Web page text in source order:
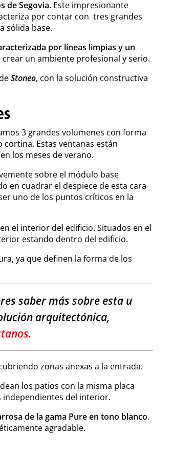
de Segovia. Este impresionante
por contar con tres grandes
sólida base.
por líneas limpias y un
un ambiente profesional y serio.
Stoneo, con la solución constructiva
3 grandes volúmenes con forma
Estas ventanas están
los meses de verano.
sobre el módulo base
en cuadrar el despiece de esta cara
uno de los puntos críticos en la
el interior del edificio. Situados en el
estando dentro del edificio.
ya que definen la forma de los
saber más sobre esta u
arquitectónica,
zonas anexas a la entrada.
los patios con la misma placa
independientes del interior.
de la gama Pureen tono blanco.
agradable.